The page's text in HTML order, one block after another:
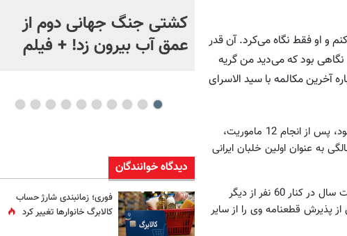
و او فقط نگاه می‌کرد. آن قدر
بود که می‌دید من گریه
آخرین مکالمه با سید الاسرای
باسابقه‌ترین آزاده ایرانی که مدت 18 سال در زندان‌های عراق بود، پس از انجام 12 ماموریت،
وی مورد اصابت موشک دشمن قرار گرفت و 27 شهریور ماه 1359 در سن 28 سالگی به عنوان اولین خلبان ایرانی
امیر شکری در سه ماهه اول دوران اسارت در سلول انفرادی بود و پس از آن در مدت هشت سال در کنار 60 نفر از دیگر
قطعنامه وی را از سایر
کشتی‌ جنگ جهانی دوم از
عمق آب بیرون زد! + فیلم
دیدگاه خوانندگان
فوری؛ زمانبندی‌ شارژ حساب
کالابرگ خانوارها تغییر کرد